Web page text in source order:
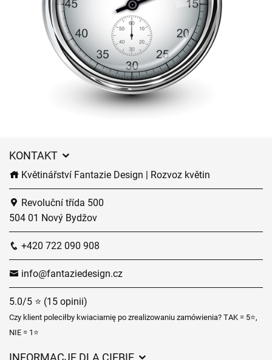
KONTAKT
Květinářství Fantazie Design | Rozvoz květin
Revoluční třída 500
504 01 Nový Bydžov
+420 722 090 908
info@fantaziedesign.cz
5.0/5 ⭐ (15 opinii)
Czy klient poleciłby kwiaciarnię po zrealizowaniu zamówienia? TAK = 5⭐,
NIE = 1⭐
INFORMACJE DLA CIEBIE